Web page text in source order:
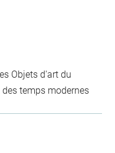
Objets d'art du
des temps modernes